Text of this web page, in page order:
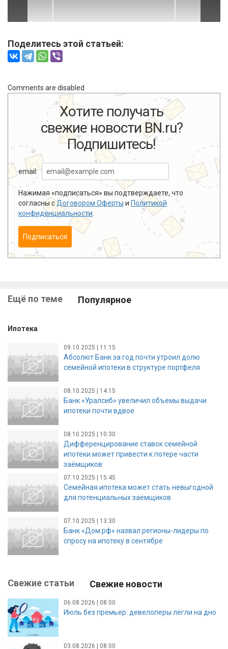
Поделитесь этой статьей:
Comments are disabled
Хотите получать
свежие новости BN.ru?
Подпишитесь!
email:
Нажимая «подписаться» вы подтверждаете, что
согласны сДоговором Оферты и Политикой
конфиденциальности
Подписаться
Ещё по теме Популярное
Ипотека
09.10.2025 | 11:15
Абсолют Банк за год почти утроил долю
семейной ипотеки в структуре портфеля
08.10.2025 | 14:15
Банк «Уралсиб» увеличил объемы выдачи
ипотеки почти вдвое
08.10.2025 | 10:30
Дифференцирование ставок семейной
ипотеки может привести к потере части
заёмщиков
07.10.2025 | 15:45
Семейная ипотека может стать невыгодной
для потенциальных заёмщиков
07.10.2025 | 13:30
Банк «Дом.рф» назвал регионы-лидеры по
спросу на ипотеку в сентябре
Свежие статьи Свежие новости
06.08.2026 | 08:00
Июль без премьер: девелоперы легли на дно
03.08.2026 | 08:00